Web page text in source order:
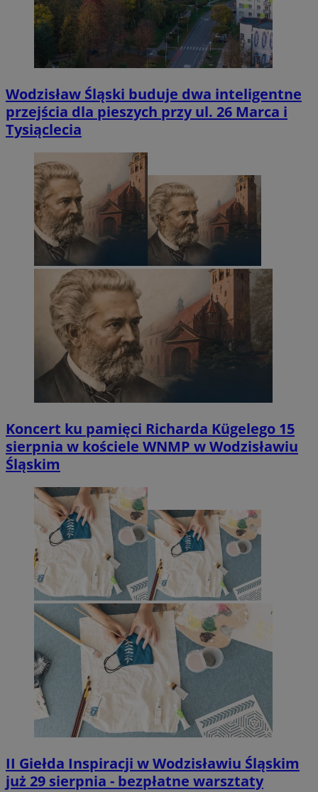
Wodzisław Śląski buduje dwa inteligentne
przejścia dla pieszych przy ul. 26 Marca i
Tysiąclecia
Koncert ku pamięci Richarda Kügelego 15
sierpnia w kościele WNMP w Wodzisławiu
Śląskim
II Giełda Inspiracji w Wodzisławiu Śląskim
już 29 sierpnia - bezpłatne warsztaty